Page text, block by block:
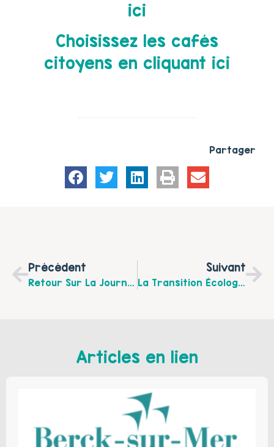
ici
Choisissez les cafés
citoyens en cliquant ici
Partager
Précédent
Retour Sur La Journée « Parents D’ados Aujourd’hui » Du 19 Mai 2017 Et Focus Sur Les Partenaires Du Forum
Suivant
La Transition Écologique Dans Nos Familles Et Nos Quartiers: Le Samedi 27 Mai De 14h30 À 16h30 À L’Effet Déco À Noeux-Les-Mines
Articles en lien